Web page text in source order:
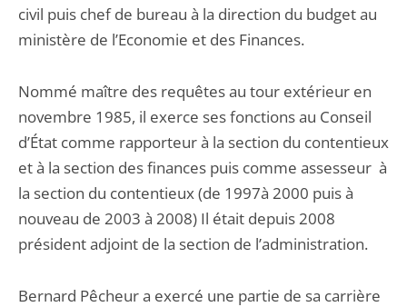
civil puis chef de bureau à la direction du budget au
ministère de l’Economie et des Finances.
Nommé maître des requêtes au tour extérieur en
novembre 1985, il exerce ses fonctions au Conseil
d’État comme rapporteur à la section du contentieux
et à la section des finances puis comme assesseur à
la section du contentieux (de 1997à 2000 puis à
nouveau de 2003 à 2008) Il était depuis 2008
président adjoint de la section de l’administration.
Bernard Pêcheur a exercé une partie de sa carrière